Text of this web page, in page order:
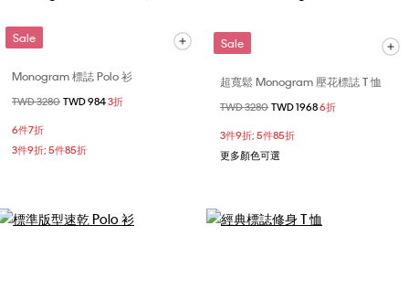
Sale
Monogram 標誌 Polo 衫
價格扣減從
TWD 3280 至
TWD 9843折
6件7折
3件9折; 5件85折
Sale
超寬鬆 Monogram 壓花標誌 T 恤
價格扣減從
TWD 3280 至
TWD 19686折
3件9折; 5件85折
更多顏色可選